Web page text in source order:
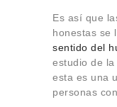
Es así que
honestas se
sentido del
estudio de la
esta es una
personas